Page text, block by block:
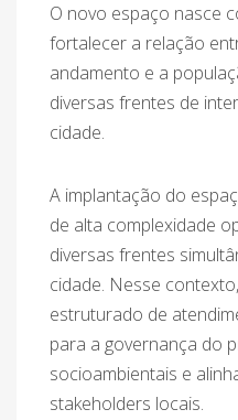
O novo espaço nasce
fortalecer a relação
andamento e a
diversas frentes de
cidade.
A implantação do
de alta complexidade
diversas frentes
cidade. Nesse
estruturado de
para a governança do
socioambientais e
stakeholders locais.